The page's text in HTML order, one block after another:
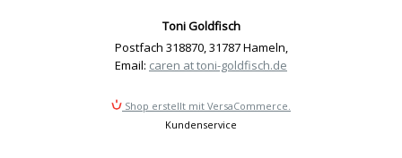
Toni Goldfisch
Postfach 318870,31787 Hameln,
Email: caren at toni-goldfisch.de
Shop erstellt mit VersaCommerce.
Kundenservice